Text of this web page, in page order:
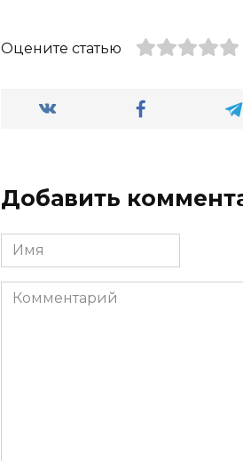
Оцените статью
Добавить
Имя
Комментарий